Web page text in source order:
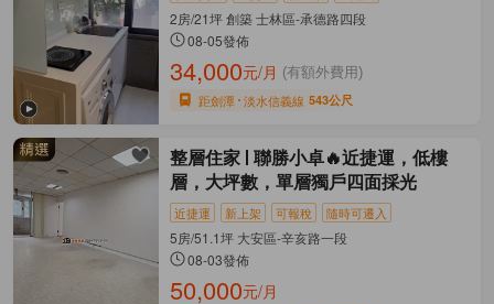
2房/21坪 創築 士林區-承德路四段
08-05發佈
34,000元/月 (有額外費用)
距劍潭 淡水信義線 543公尺
整層住家
聯勝小卓🔥近捷運，低樓
層，大坪數，單層獨戶四面採光
近捷運 新上架 可報稅 隨時可遷入
5房/51.1坪 大安區-辛亥路一段
08-03發佈
50,000元/月